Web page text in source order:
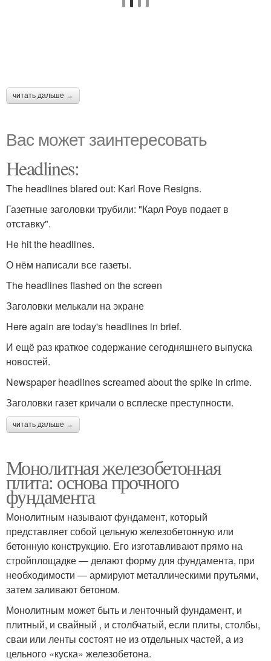
читать дальше →
Вас может заинтересовать
Headlines:
The headlines blared out: Karl Rove Resigns.
Газетные заголовки трубили: "Карл Роув подает в
отставку".
He hit the headlines.
О нём написали все газеты.
The headlines flashed on the screen
Заголовки мелькали на экране
Here again are today's headlines in brief.
И ещё раз краткое содержание сегодняшнего выпуска
новостей.
Newspaper headlines screamed about the spike in crime.
Заголовки газет кричали о всплеске преступности.
читать дальше →
Монолитная железобетонная
плита: основа прочного
фундамента
Монолитным называют фундамент, который
представляет собой цельную железобетонную или
бетонную конструкцию. Его изготавливают прямо на
стройплощадке ― делают форму для фундамента, при
необходимости ― армируют металлическими прутьями,
затем заливают бетоном.
Монолитным может быть и ленточный фундамент, и
плитный, и свайный , и столбчатый, если плиты, столбы,
сваи или ленты состоят не из отдельных частей, а из
цельного «куска» железобетона.